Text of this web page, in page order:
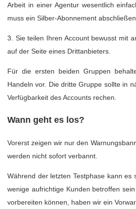
Arbeit in einer Agentur wesentlich
muss ein Silber-Abonnement abschließen.
3. Sie teilen Ihren Account bewusst mit
auf der Seite eines Drittanbieters.
Für die ersten beiden Gruppen
Handeln vor. Die dritte Gruppe sollte in
Verfügbarkeit des Accounts rechen.
Wann geht es los?
Vorerst zeigen wir nur den
werden nicht sofort verbannt.
Während der letzten Testphase kann es
wenige aufrichtige Kunden betroffen
vorbereiten können, haben wir ein